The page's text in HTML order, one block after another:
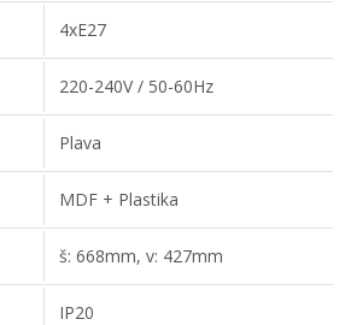
4xE27
220-240V / 50-60Hz
Plava
MDF + Plastika
š: 668mm, v: 427mm
IP20